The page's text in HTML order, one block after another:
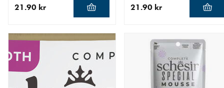
21.90 kr 21.90 kr